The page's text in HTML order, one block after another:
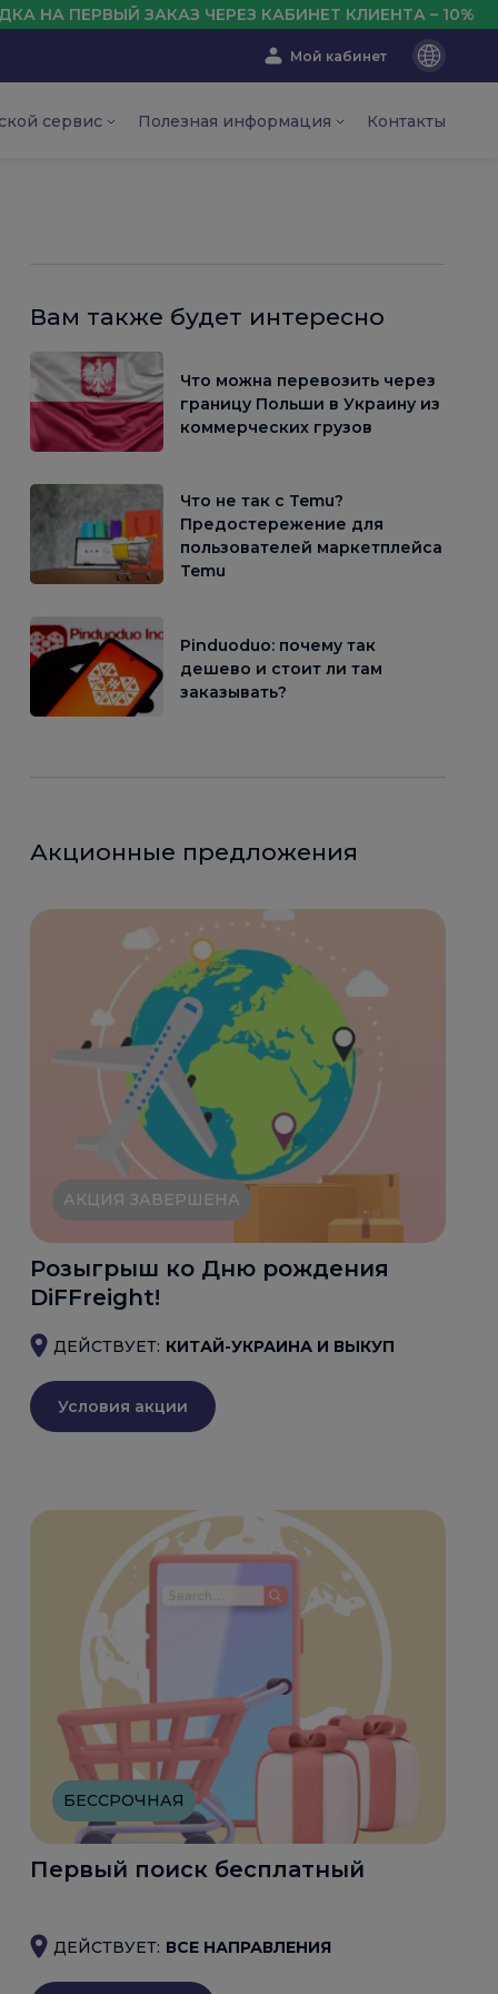
ЗАКАЗ ЧЕРЕЗ КАБИНЕТ КЛИЕНТА – 10%
Мой кабинет
En
Ua
сервис Полезная информация Контакты
Вам также будет интересно
Что можна перевозить через
границу Польши в Украину из
коммерческих грузов
Что не так с Temu?
Предостережение для
пользователей маркетплейса
Temu
Pinduoduo: почему так
дешево и стоит ли там
заказывать?
Акционные предложения
АКЦИЯ ЗАВЕРШЕНА
Розыгрыш ко Дню рождения
DiFFreight!
ДЕЙСТВУЕТ: КИТАЙ-УКРАИНА И ВЫКУП
Условия акции
БЕССРОЧНАЯ
Первый поиск бесплатный
ДЕЙСТВУЕТ: ВСЕ НАПРАВЛЕНИЯ